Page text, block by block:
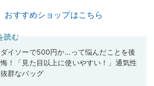
おすすめショップはこちら
読む
ダイソーで500円か…って悩んだことを後
悔！「見た目以上に使いやすい！」通気性
抜群なバッグ